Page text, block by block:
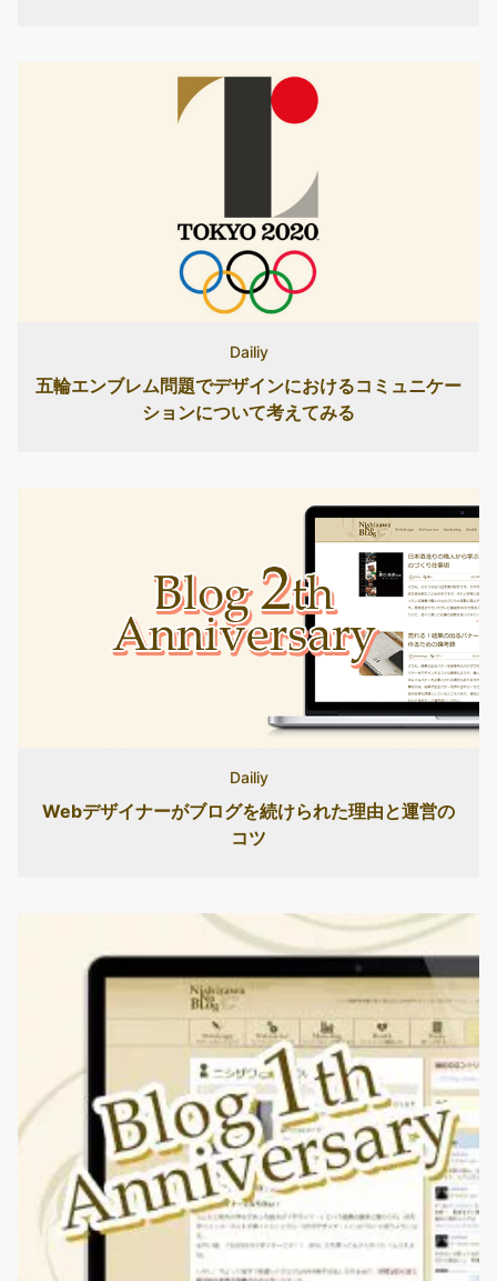
Dailiy
五輪エンブレム問題でデザインにおけるコミュニケー
ションについて考えてみる
Dailiy
Webデザイナーがブログを続けられた理由と運営の
コツ